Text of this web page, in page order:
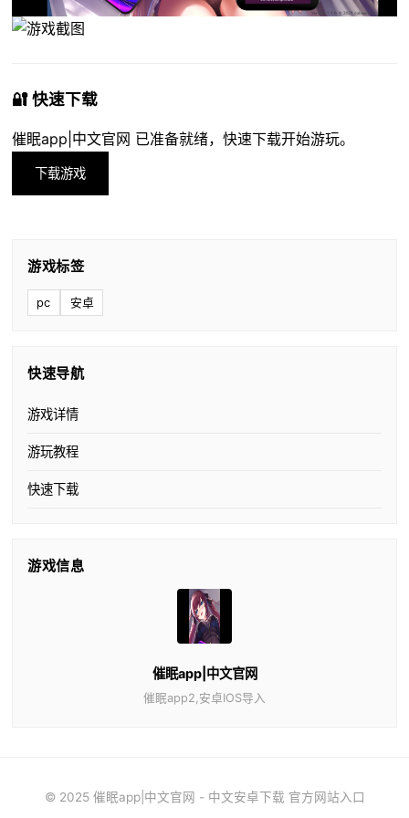
🔐 快速下载
催眠app|中文官网 已准备就绪，快速下载开始游玩。
下载游戏
游戏标签
pc 安卓
快速导航
游戏详情
游玩教程
快速下载
游戏信息
催眠app|中文官网
催眠app2,安卓IOS导入
© 2025 催眠app|中文官网 - 中文安卓下载 官方网站入口